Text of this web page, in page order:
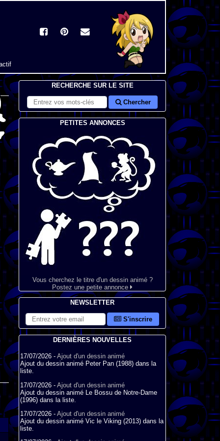
RECHERCHE SUR LE SITE
Chercher
PETITES ANNONCES
Vous cherchez le titre d'un dessin animé ?
Postez une petite annonce
NEWSLETTER
S'inscrire
DERNIÈRES NOUVELLES
17/07/2026 - Ajout d'un dessin animé
Ajout du dessin animé Peter Pan (1988) dans la
liste.
17/07/2026 - Ajout d'un dessin animé
Ajout du dessin animé Le Bossu de Notre-Dame
(1996) dans la liste.
17/07/2026 - Ajout d'un dessin animé
Ajout du dessin animé Vic le Viking (2013) dans la
liste.